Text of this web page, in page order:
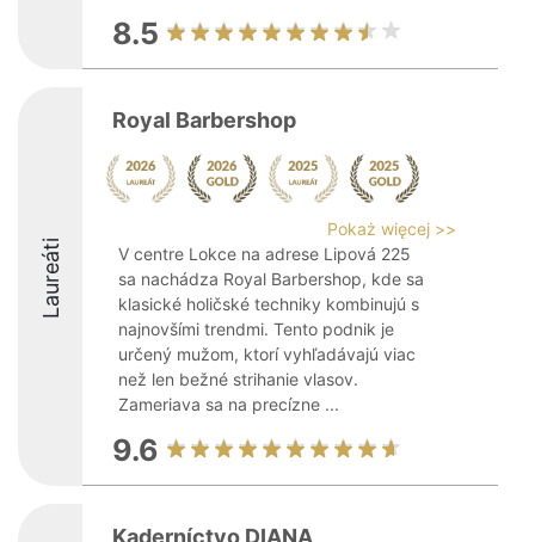
8.5
Laureáti
Royal Barbershop
Pokaż więcej >>
V centre Lokce na adrese Lipová 225
sa nachádza Royal Barbershop, kde sa
klasické holičské techniky kombinujú s
najnovšími trendmi. Tento podnik je
určený mužom, ktorí vyhľadávajú viac
než len bežné strihanie vlasov.
Zameriava sa na precízne ...
9.6
Kaderníctvo DIANA